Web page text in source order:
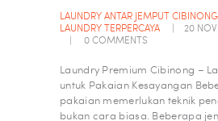
LAUNDRY ANTAR JEMPUT CIBINONG
LAUNDRY TERPERCAYA
20
0COMMENTS
Laundry Premium Cibinong –
untuk Pakaian Kesayangan
pakaian memerlukan teknik
bukan cara biasa. Beberapa